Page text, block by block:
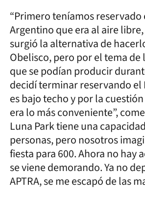
“Primero teníamos reservado
Argentino que era al aire
surgió la alternativa de
Obelisco, pero por el tema de
que se podían producir
decidí terminar reservando el
es bajo techo y por la
era lo más conveniente”,
Luna Park tiene una
personas, pero nosotros
fiesta para 600. Ahora no hay
se viene demorando. Ya no
APTRA, se me escapó de las